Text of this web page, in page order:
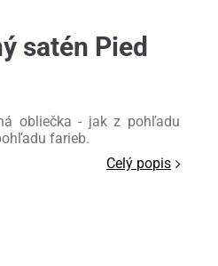
satén Pied
obliečka - jak z pohľadu
farieb.
Celý popis